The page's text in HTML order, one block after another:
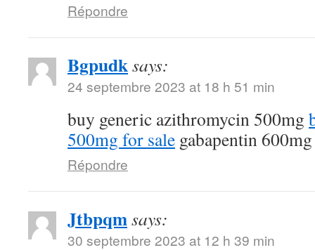
Répondre
Bgpudksays:
24 septembre 2023 at 18 h 51 min
buy generic azithromycin 500mg
500mg for sale gabapentin
Répondre
Jtbpqmsays:
30 septembre 2023 at 12 h 39 min